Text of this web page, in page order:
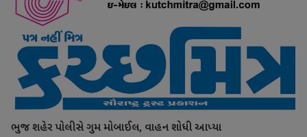
ભુજ શહેર પોલીસે ગુમ મોબાઈલ, વાહન શોધી આપ્યા